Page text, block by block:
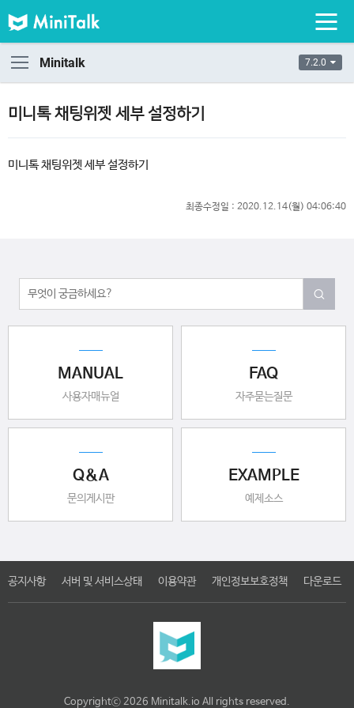
Minitalk 7.2.0
미니톡 채팅위젯 세부 설정하기
미니톡 채팅위젯 세부 설정하기
최종수정일 : 2020.12.14(월) 04:06:40
MANUAL
사용자매뉴얼
FAQ
자주묻는질문
Q&A
문의게시판
EXAMPLE
예제소스
공지사항 서버 및 서비스상태 이용약관 개인정보보호정책 다운로드
Copyrightⓒ 2026 Minitalk.io All rights reserved.